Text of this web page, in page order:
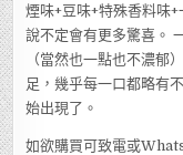
煙味+豆味+特殊香料味
說不定會有更多驚喜。
（當然也一點也不濃郁
足，幾乎每一口都略有
始出現了。
如欲購買可致電或